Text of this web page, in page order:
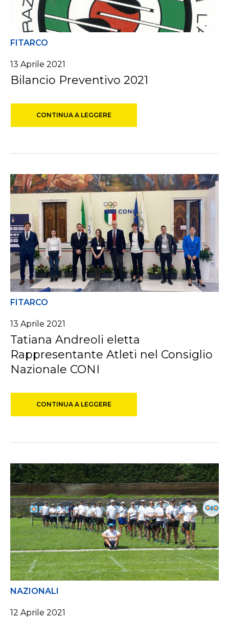
FITARCO
13 Aprile 2021
Bilancio Preventivo 2021
CONTINUA A LEGGERE
FITARCO
13 Aprile 2021
Tatiana Andreoli eletta
Rappresentante Atleti nel Consiglio
Nazionale CONI
CONTINUA A LEGGERE
NAZIONALI
12 Aprile 2021